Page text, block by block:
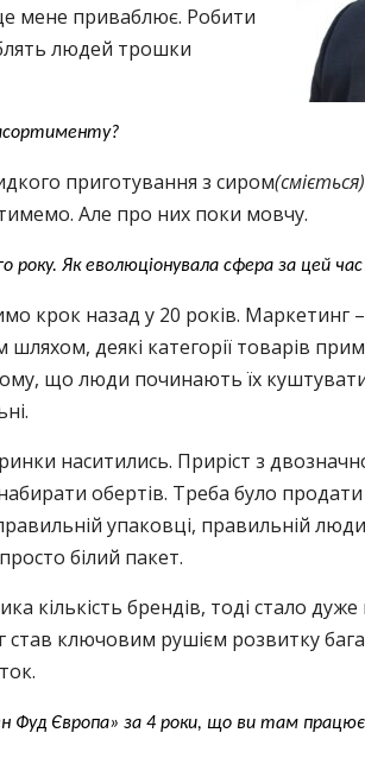
мене приваблює. Робити
людей трошки
приготування з сиром
Але про них поки мовчу.
року. Як еволюціонувала сфера за цей
крок назад у 20 років. Маркетинг
деякі категорії товарів
що люди починають їх
наситились. Приріст з
обертів. Треба було
упаковці, правильній
білий пакет.
кількість брендів, тоді стало
став ключовим рушієм розвитку
Фуд Європа» за 4 роки, що ви там